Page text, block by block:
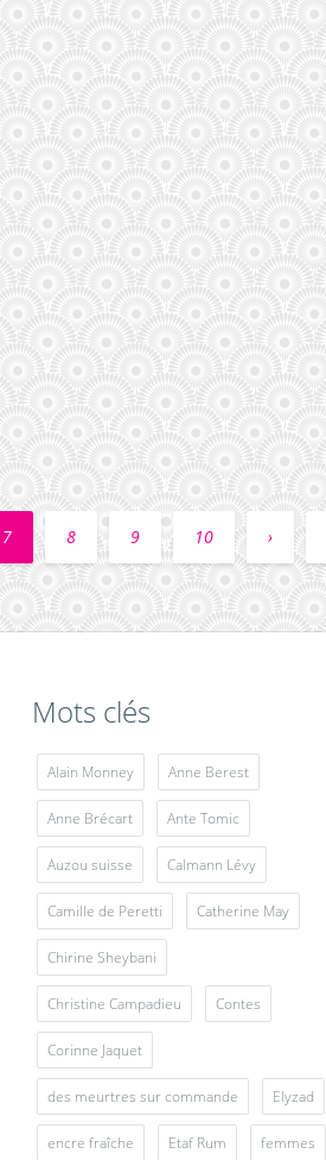
7 8 9 10 ›
Mots clés
Alain Monney Anne Berest
Anne Brécart Ante Tomic
Auzou suisse Calmann Lévy
Camille de Peretti Catherine May
Chirine Sheybani
Christine Campadieu Contes
Corinne Jaquet
des meurtres sur commande Elyzad
encre fraîche Etaf Rum femmes